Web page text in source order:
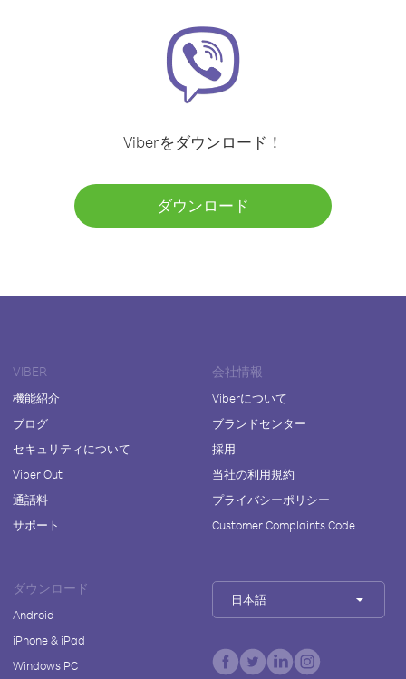
Viberをダウンロード！
ダウンロード
VIBER
機能紹介
ブログ
セキュリティについて
Viber Out
通話料
サポート
会社情報
Viberについて
ブランドセンター
採用
当社の利用規約
プライバシーポリシー
Customer Complaints Code
ダウンロード
Android
iPhone & iPad
Windows PC
日本語